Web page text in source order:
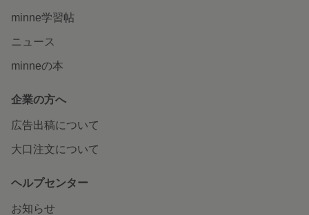
minne学習帖
ニュース
minneの本
企業の方へ
広告出稿について
大口注文について
ヘルプセンター
お知らせ